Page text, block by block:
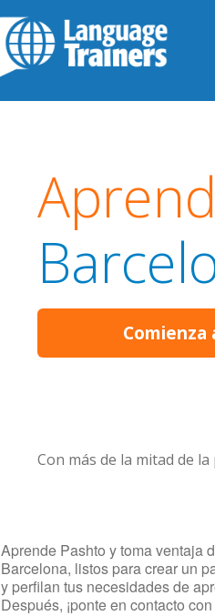
Comienza
Con más de la mitad de
Aprende Pashto y toma ventaja
Barcelona, listos para crear un
y perfilan tus necesidades de
Después, ¡ponte en contacto